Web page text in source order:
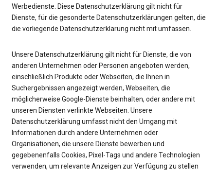
Werbedienste. Diese Datenschutzerklärung gilt nicht für
Dienste, für die gesonderte Datenschutzerklärungen gelten, die
die vorliegende Datenschutzerklärung nicht mit umfassen.
Unsere Datenschutzerklärung gilt nicht für Dienste, die von
anderen Unternehmen oder Personen angeboten werden,
einschließlich Produkte oder Webseiten, die Ihnen in
Suchergebnissen angezeigt werden, Webseiten, die
möglicherweise Google-Dienste beinhalten, oder andere mit
unseren Diensten verlinkte Webseiten. Unsere
Datenschutzerklärung umfasst nicht den Umgang mit
Informationen durch andere Unternehmen oder
Organisationen, die unsere Dienste bewerben und
gegebenenfalls Cookies, Pixel-Tags und andere Technologien
verwenden, um relevante Anzeigen zur Verfügung zu stellen